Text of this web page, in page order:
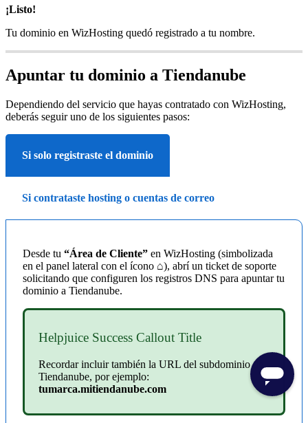
¡Listo!
Tu dominio en WizHosting quedó registrado a tu nombre.
Apuntar tu dominio a Tiendanube
Dependiendo del servicio que hayas contratado con WizHosting,
deberás seguir uno de los siguientes pasos:
Si solo registraste el dominio
Si contrataste hosting o cuentas de correo
Desde tu “Área de Cliente” en WizHosting (simbolizada
en el panel lateral con el ícono ⌂), abrí un ticket de soporte
solicitando que configuren los registros DNS para apuntar tu
dominio a Tiendanube.
Helpjuice Success Callout Title
Recordar incluir también la URL del subdominio de
Tiendanube, por ejemplo:
tumarca.mitiendanube.com